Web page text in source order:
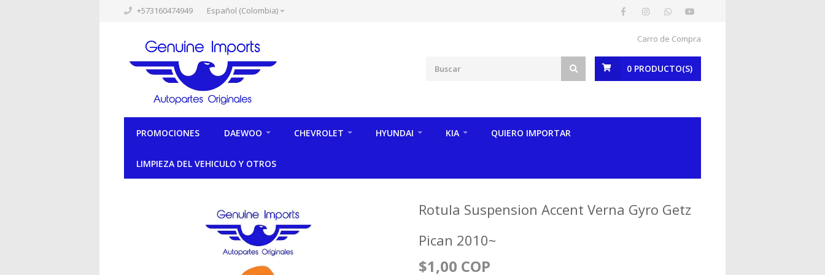
+573160474949 Español (Colombia)
Carro de Compra
0 PRODUCTO(S)
PROMOCIONES DAEWOO CHEVROLET HYUNDAI KIA QUIERO IMPORTAR
LIMPIEZA DEL VEHICULO Y OTROS
Rotula Suspension Accent Verna Gyro Getz
Pican 2010~
$1,00 COP